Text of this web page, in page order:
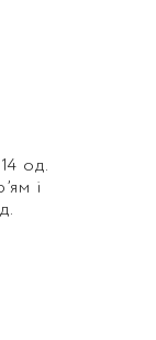
од.
і